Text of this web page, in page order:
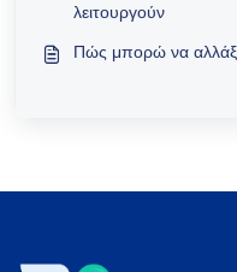
λειτουργούν
Πώς μπορώ να